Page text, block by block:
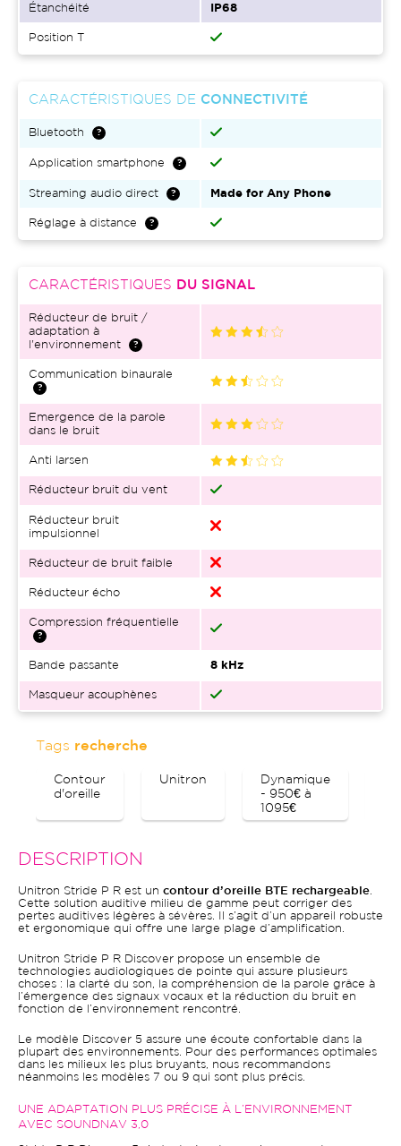
Étanchéité IP68
Position T
CARACTÉRISTIQUES DE CONNECTIVITÉ
Bluetooth
Application smartphone
Streaming audio direct Made for Any Phone
Réglage à distance
CARACTÉRISTIQUES DU SIGNAL
Réducteur de bruit /
adaptation à
l'environnement
Communication binaurale
Emergence de la parole
dans le bruit
Anti larsen
Réducteur bruit du vent
Réducteur bruit
impulsionnel
Réducteur de bruit faible
Réducteur écho
Compression fréquentielle
Bande passante 8 kHz
Masqueur acouphènes
Tags recherche
Contour
d'oreille
Unitron
Dynamique
- 950€ à
1095€
DESCRIPTION
Unitron Stride P R est un contour d’oreille BTE rechargeable
Cette solution auditive milieu de gamme peut corriger des
pertes auditives légères à sévères. Il s’agit d’un appareil robuste
et ergonomique qui offre une large plage d’amplification.
Unitron Stride P R Discover propose un ensemble de
technologies audiologiques de pointe qui assure plusieurs
choses : la clarté du son, la compréhension de la parole grâce à
l’émergence des signaux vocaux et la réduction du bruit en
fonction de l’environnement rencontré.
Le modèle Discover 5 assure une écoute confortable dans la
plupart des environnements. Pour des performances optimales
dans les milieux les plus bruyants, nous recommandons
néanmoins les modèles 7 ou 9 qui sont plus précis.
UNE ADAPTATION PLUS PRÉCISE À L’ENVIRONNEMENT
AVEC SOUNDNAV 3,0